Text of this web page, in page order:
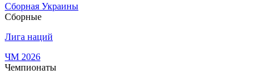
Сборная Украины
Сборные
Лига наций
ЧМ 2026
Чемпионаты